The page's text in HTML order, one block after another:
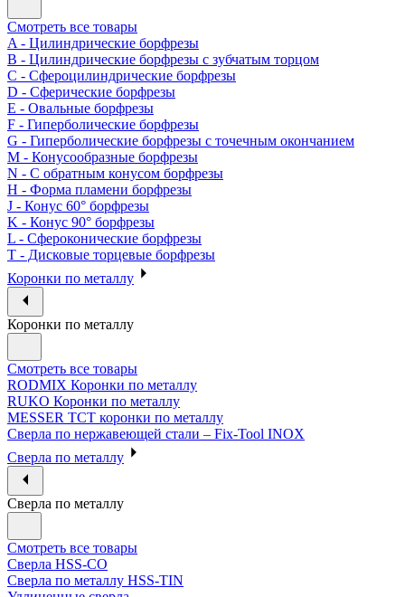
Смотреть все товары
A - Цилиндрические борфрезы
B - Цилиндрические борфрезы с зубчатым торцом
C - Сфероцилиндрические борфрезы
D - Сферические борфрезы
E - Овальные борфрезы
F - Гиперболические борфрезы
G - Гиперболические борфрезы с точечным окончанием
M - Конусообразные борфрезы
N - С обратным конусом борфрезы
H - Форма пламени борфрезы
J - Конус 60° борфрезы
K - Конус 90° борфрезы
L - Сфероконические борфрезы
T - Дисковые торцевые борфрезы
Коронки по металлу
Коронки по металлу
Смотреть все товары
RODMIX Коронки по металлу
RUKO Коронки по металлу
MESSER ТСТ коронки по металлу
Сверла по нержавеющей стали – Fix-Tool INOX
Сверла по металлу
Сверла по металлу
Смотреть все товары
Сверла HSS-CO
Сверла по металлу HSS-TIN